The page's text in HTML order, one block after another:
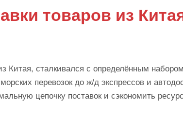
товаров из
Китая, сталкивался с определённым
перевозок до ж/д экспрессов и
цепочку поставок и сэкономить